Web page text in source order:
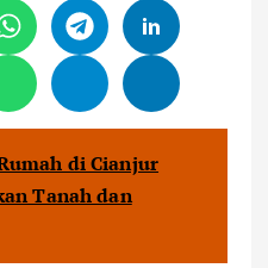
di Cianjur
Tanah dan